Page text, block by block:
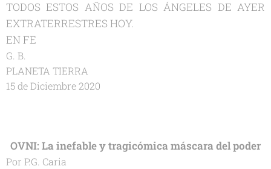
TODOS ESTOS AÑOS DE LOS ÁNGELES DE AYER
EXTRATERRESTRES HOY.
EN FE
G. B.
PLANETA TIERRA
15 de Diciembre 2020
OVNI: La inefable y tragicómica máscara del poder
Por P.G. Caria